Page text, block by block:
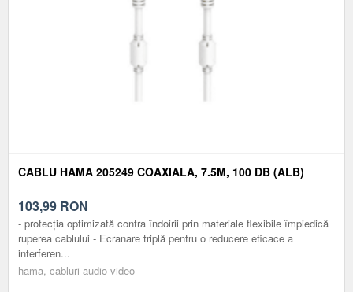
CABLU HAMA 205249 COAXIALA, 7.5M, 100 DB (ALB)
103,99 RON
- protecția optimizată contra îndoirii prin materiale flexibile împiedică
ruperea cablului - Ecranare triplă pentru o reducere eficace a
interferen...
hama, cabluri audio-video